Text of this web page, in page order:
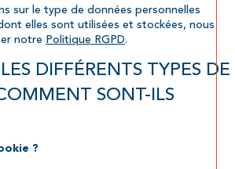
sur le type de données personnelles
elles sont utilisées et stockées, nous
notre Politique RGPD.
DIFFÉRENTS TYPES DE
SONT-ILS
?